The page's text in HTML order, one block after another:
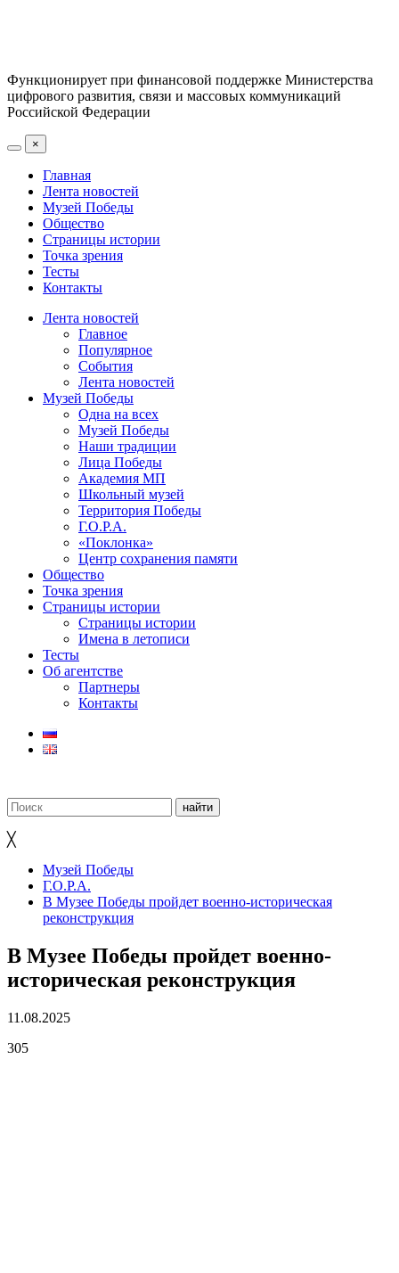
Функционирует при финансовой поддержке Министерства
цифрового развития, связи и массовых коммуникаций
Российской Федерации
×
Главная
Лента новостей
Музей Победы
Общество
Страницы истории
Точка зрения
Тесты
Контакты
Лента новостей
Главное
Популярное
События
Лента новостей
Музей Победы
Одна на всех
Музей Победы
Наши традиции
Лица Победы
Академия МП
Школьный музей
Территория Победы
Г.О.Р.А.
«Поклонка»
Центр сохранения памяти
Общество
Точка зрения
Страницы истории
Страницы истории
Имена в летописи
Тесты
Об агентстве
Партнеры
Контакты
╳
Музей Победы
Г.О.Р.А.
В Музее Победы пройдет военно-историческая
реконструкция
В Музее Победы пройдет военно-
историческая реконструкция
11.08.2025
305